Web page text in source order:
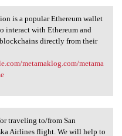
is a
is a popular Ethereum wallet
interact with Ethereum and
directly from their
metamaklog.com/metama
for traveling
traveling to/from San
Airlines flight. We will help to